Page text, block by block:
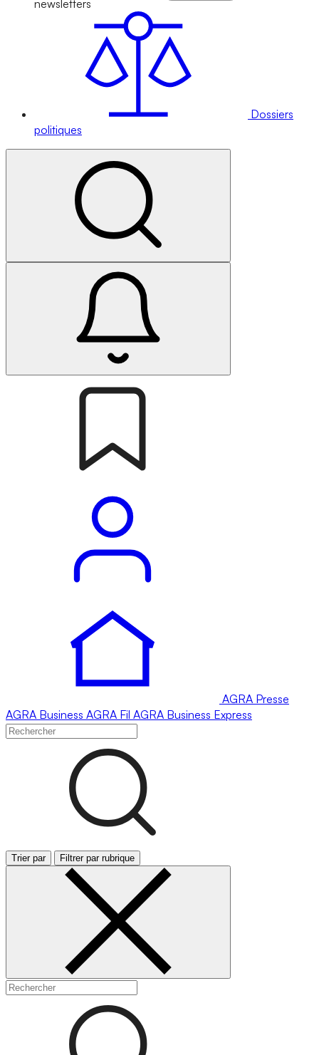
newsletters
Dossiers
politiques
AGRA Presse
AGRA Business AGRA Fil AGRA Business Express
Trier par Filtrer par rubrique